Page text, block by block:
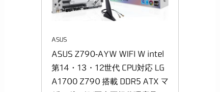
ASUS
ASUS Z790-AYW WIFI W intel
第14・13・12世代 CPU対応 LG
A1700 Z790 搭載 DDR5 ATX マ